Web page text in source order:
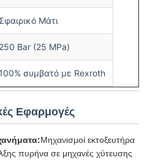
Σφαιρικό Μάτι
250 Bar (25 MPa)
100% συμβατό με Rexroth
Εφαρμογές
Μηχανισμοί εκτοξευτήρα
πυρήνα σε μηχανές χύτευσης